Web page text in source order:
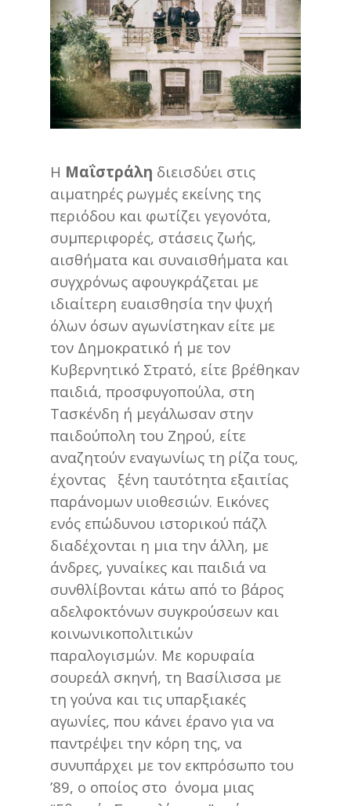
Η Μαΐστράλη διεισδύει στις
αιματηρές ρωγμές εκείνης της
περιόδου και φωτίζει γεγονότα,
συμπεριφορές, στάσεις ζωής,
αισθήματα και συναισθήματα και
συγχρόνως αφουγκράζεται με
ιδιαίτερη ευαισθησία την ψυχή
όλων όσων αγωνίστηκαν είτε με
τον Δημοκρατικό ή με τον
Κυβερνητικό Στρατό, είτε βρέθηκαν
παιδιά, προσφυγοπούλα, στη
Τασκένδη ή μεγάλωσαν στην
παιδούπολη του Ζηρού, είτε
αναζητούν εναγωνίως τη ρίζα τους,
έχοντας ξένη ταυτότητα εξαιτίας
παράνομων υιοθεσιών. Εικόνες
ενός επώδυνου ιστορικού πάζλ
διαδέχονται η μια την άλλη, με
άνδρες, γυναίκες και παιδιά να
συνθλίβονται κάτω από το βάρος
αδελφοκτόνων συγκρούσεων και
κοινωνικοπολιτικών
παραλογισμών. Με κορυφαία
σουρεάλ σκηνή, τη Βασίλισσα με
τη γούνα και τις υπαρξιακές
αγωνίες, που κάνει έρανο για να
παντρέψει την κόρη της, να
συνυπάρχει με τον εκπρόσωπο του
’89, ο οποίος στο όνομα μιας